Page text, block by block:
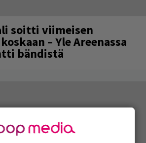
soitti viimeisen
– Yle Areenassa
bändistä